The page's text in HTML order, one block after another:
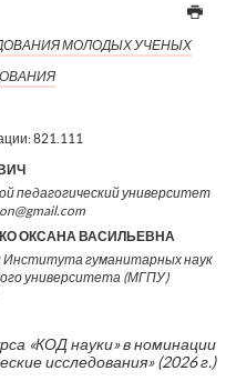
МОЛОДЫХ УЧЕНЫХ
821.111
педагогический университет
ОКСАНА ВАСИЛЬЕВНА
гуманитарных наук
университета (МГПУ)
«КОД науки» в номинации
исследования» (2026 г.)